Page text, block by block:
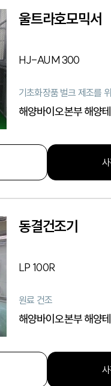
울트라호모믹서
HJ-AUM 300
기초화장품 벌크 제조를
해양바이오본부 해양
동결건조기
LP 100R
원료 건조
해양바이오본부 해양